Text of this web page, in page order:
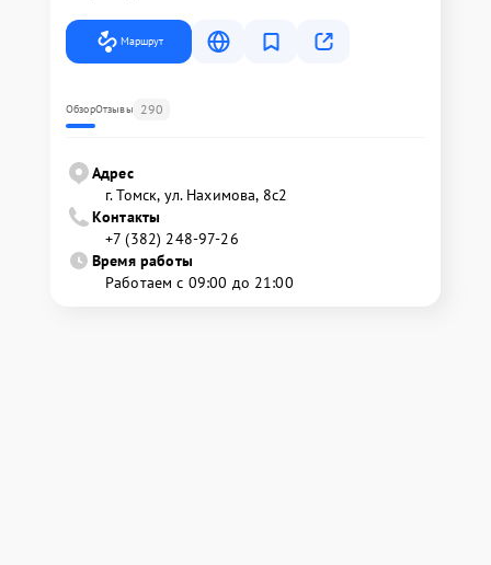
Маршрут
ОбзорОтзывы 290
Адрес
г. Томск, ул. Нахимова, 8с2
Контакты
+7 (382) 248-97-26
Время работы
Работаем с 09:00 до 21:00